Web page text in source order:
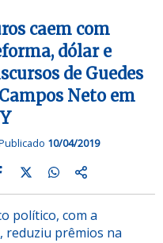
caem com
dólar e
de Guedes
Neto em
10/04/2019
político, com a
reduziu prêmios na